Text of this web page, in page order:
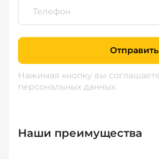
Отправить
Нажимая кнопку вы
персональных данных
Наши преимущества